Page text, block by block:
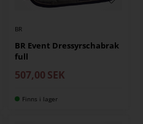
BR
BR Event Dressyrschabrak
full
507,00 SEK
Finns i lager